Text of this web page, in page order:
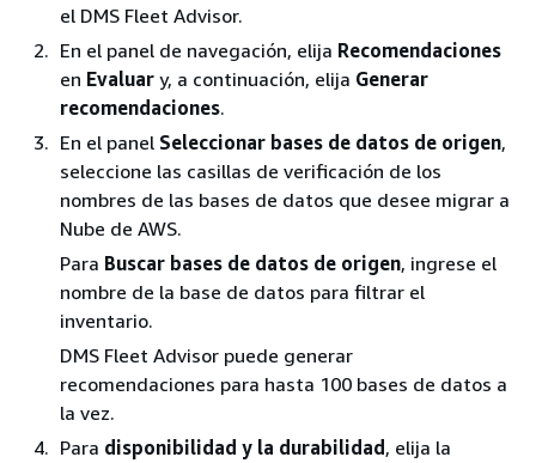
el DMS Fleet Advisor.
En el panel de navegación, elija Recomendaciones
en Evaluar y, a continuación, elija Generar
recomendaciones.
En el panel Seleccionar bases de datos de origen,
seleccione las casillas de verificación de los
nombres de las bases de datos que desee migrar a
Nube de AWS.
Para Buscar bases de datos de origen, ingrese el
nombre de la base de datos para filtrar el
inventario.
DMS Fleet Advisor puede generar
recomendaciones para hasta 100 bases de datos a
la vez.
Para disponibilidad y la durabilidad , elija la